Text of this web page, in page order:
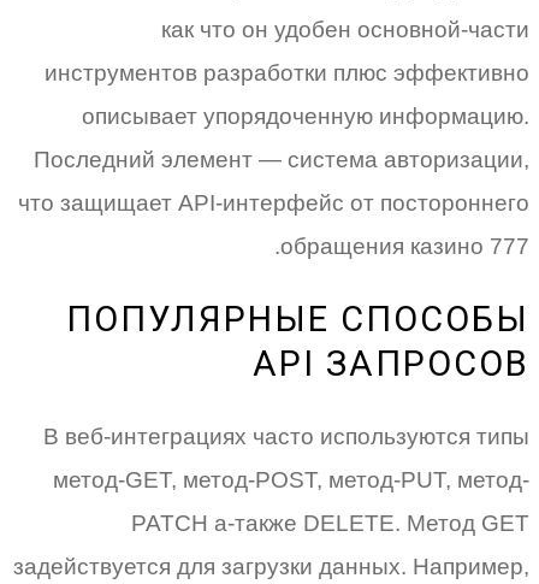
как что он удобен основной-части
инструментов разработки плюс эффективно
описывает упорядоченную информацию.
Последний элемент — система авторизации,
что защищает API-интерфейс от постороннего
обращения казино 777.
ПОПУЛЯРНЫЕ СПОСОБЫ
API ЗАПРОСОВ
В веб-интеграциях часто используются типы
метод-GET, метод-POST, метод-PUT, метод-
PATCH а-также DELETE. Метод GET
задействуется для загрузки данных. Например,